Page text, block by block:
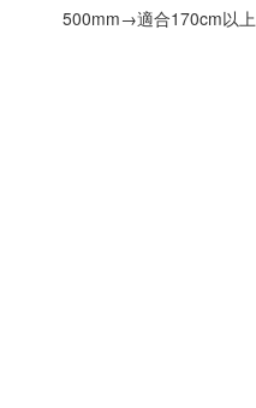
500mm→適合170cm以上